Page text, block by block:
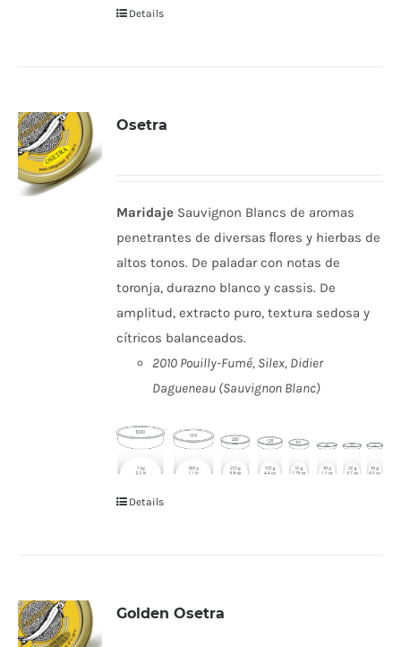
Details
Osetra
Maridaje Sauvignon Blancs de aromas
penetrantes de diversas ﬂores y hierbas de
altos tonos. De paladar con notas de
toronja, durazno blanco y cassis. De
amplitud, extracto puro, textura sedosa y
cítricos balanceados.
2010 Pouilly-Fumé, Silex, Didier
Dagueneau (Sauvignon Blanc)
Details
Golden Osetra